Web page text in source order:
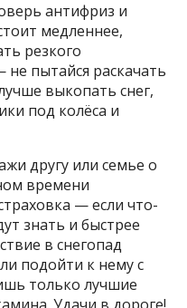
антифриз и
медленнее,
резкого
не пытайся раскачать
выкопать снег,
под колёса и
другу или семье о
времени
— если что-
знать и быстрее
в снегопад
подойти к нему с
только лучшие